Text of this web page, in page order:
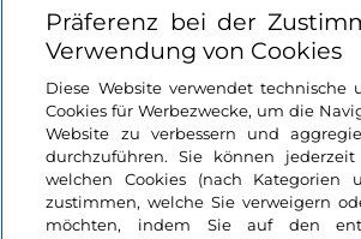
Nützliche Links
Login
Bleiben wir in Kontakt
Präferenz bei der
Verwendung von Cookies
Diese Website verwendet technische
Cookies für Werbezwecke, um die
Website zu verbessern und
durchzuführen. Sie können jederzeit
welchen Cookies (nach Kategorien
zustimmen, welche Sie verweigern
möchten, indem Sie auf den